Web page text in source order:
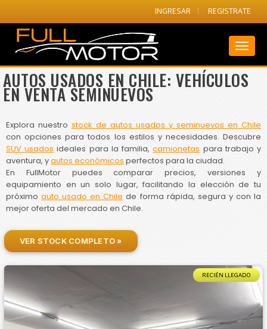
INGRESAR REGISTRATE
AUTOS USADOS EN CHILE: VEHÍCULOS
EN VENTA SEMINUEVOS
Explora nuestro stock de autos usados y seminuevos en Chile
con opciones para todos los estilos y necesidades. Descubre
SUV usados ideales para la familia,camionetas para trabajo y
aventura, yautos económicos perfectos para la ciudad.
En FullMotor puedes comparar precios, versiones y
equipamiento en un solo lugar, facilitando la elección de tu
próximoauto usado en Chile de forma rápida, segura y con la
mejor oferta del mercado en Chile.
VER STOCK COMPLETO »
RECIÉN LLEGADO